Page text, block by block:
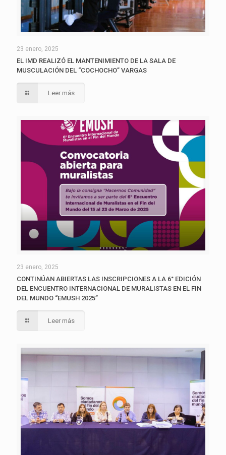
23 enero, 2025
EL IMD REALIZÓ EL MANTENIMIENTO DE LA SALA DE
MUSCULACIÓN DEL “COCHOCHO” VARGAS
Leer más
23 enero, 2025
CONTINÚAN ABIERTAS LAS INSCRIPCIONES A LA 6° EDICIÓN
DEL ENCUENTRO INTERNACIONAL DE MURALISTAS EN EL FIN
DEL MUNDO “EMUSH 2025”
Leer más